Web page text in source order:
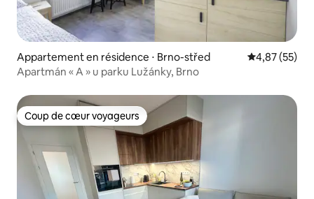
Appartement en résidence ⋅ Brno-střed Évaluation
4,87 (55)
Apartmán « A » u parku Lužánky, Brno
Coup de cœur voyageurs
Coup de cœur voyageurs